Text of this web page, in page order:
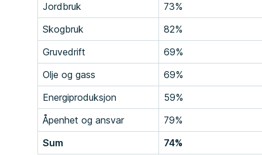
Jordbruk
73%
Skogbruk
82%
Gruvedrift
69%
Olje og gass
69%
Energiproduksjon
59%
Åpenhet og ansvar
79%
Sum
74%